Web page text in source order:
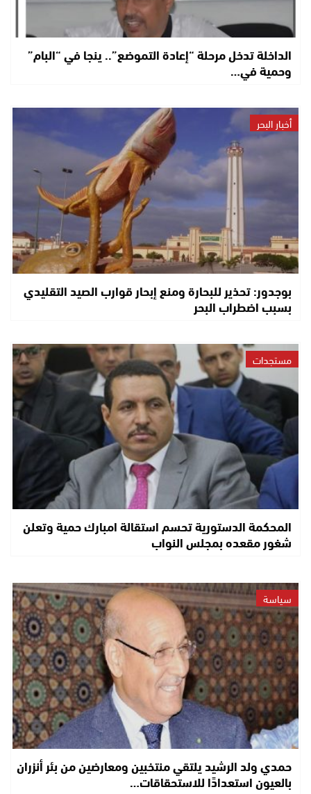
الداخلة تدخل مرحلة “إعادة التموضع”.. ينجا في “البام”
وحمية في…
أخبار البحر
بوجدور: تحذير للبحارة ومنع إبحار قوارب الصيد التقليدي
بسبب اضطراب البحر
مستجدات
المحكمة الدستورية تحسم استقالة امبارك حمية وتعلن
شغور مقعده بمجلس النواب
سياسة
حمدي ولد الرشيد يلتقي منتخبين ومعارضين من بئر أنزران
بالعيون استعدادًا للاستحقاقات…